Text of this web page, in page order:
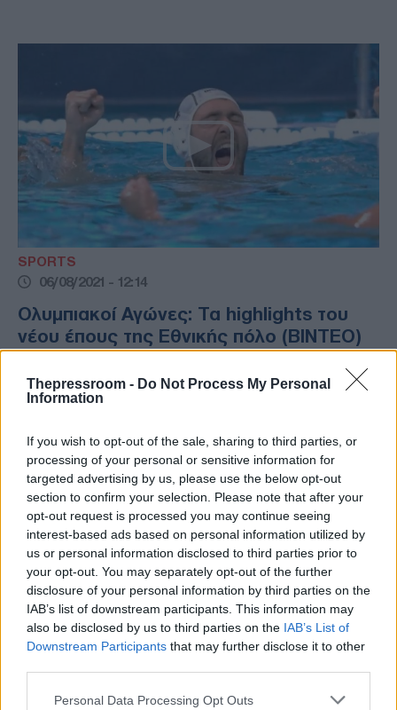
Thepressroom - Do Not Process My Personal
Information
If you wish to opt-out of the sale, sharing to third parties, or
processing of your personal or sensitive information for
targeted advertising by us, please use the below opt-out
section to confirm your selection. Please note that after your
opt-out request is processed you may continue seeing
interest-based ads based on personal information utilized by
us or personal information disclosed to third parties prior to
your opt-out. You may separately opt-out of the further
disclosure of your personal information by third parties on the
IAB’s list of downstream participants. This information may
also be disclosed by us to third parties on the IAB’s List of
Downstream Participants that may further disclose it to other
Please note that this website/app uses one or more Google
Personal Data Processing Opt Outs
SPORTS
06/08/2021 - 12:14
Ολυμπιακοί Αγώνες: Τα highlights του
νέου έπους της Εθνικής πόλο (ΒΙΝΤΕΟ)
Δείτε τις καλύτερες στιγμές από τη νίκη της
Εθνικής επί της Ουγγαρίας στον ημιτελικό
των Ολυμπιακών Αγώνων
06/08/2021 - 12:10